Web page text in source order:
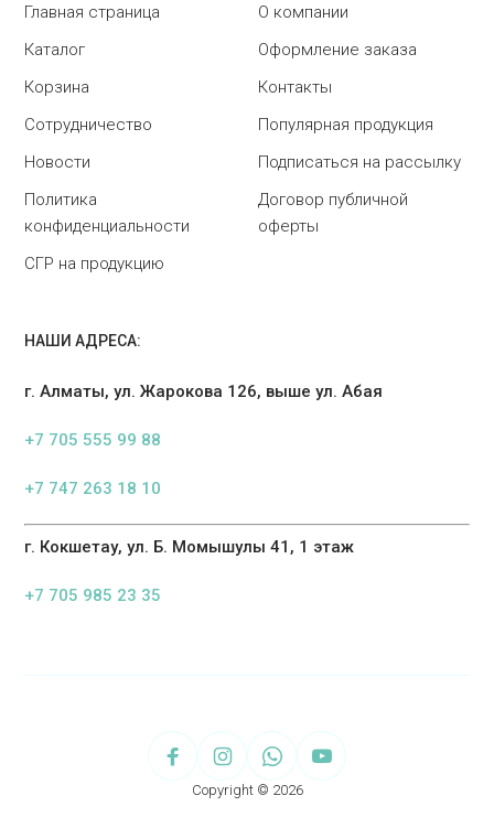
Главная страница
О компании
Каталог
Оформление заказа
Корзина
Контакты
Сотрудничество
Популярная продукция
Новости
Подписаться на рассылку
Политика
конфиденциальности
Договор публичной
оферты
СГР на продукцию
НАШИ АДРЕСА:
г. Алматы, ул. Жарокова 126, выше ул. Абая
+7 705 555 99 88
+7 747 263 18 10
г. Кокшетау, ул. Б. Момышулы 41, 1 этаж
+7 705 985 23 35
Copyright © 2026